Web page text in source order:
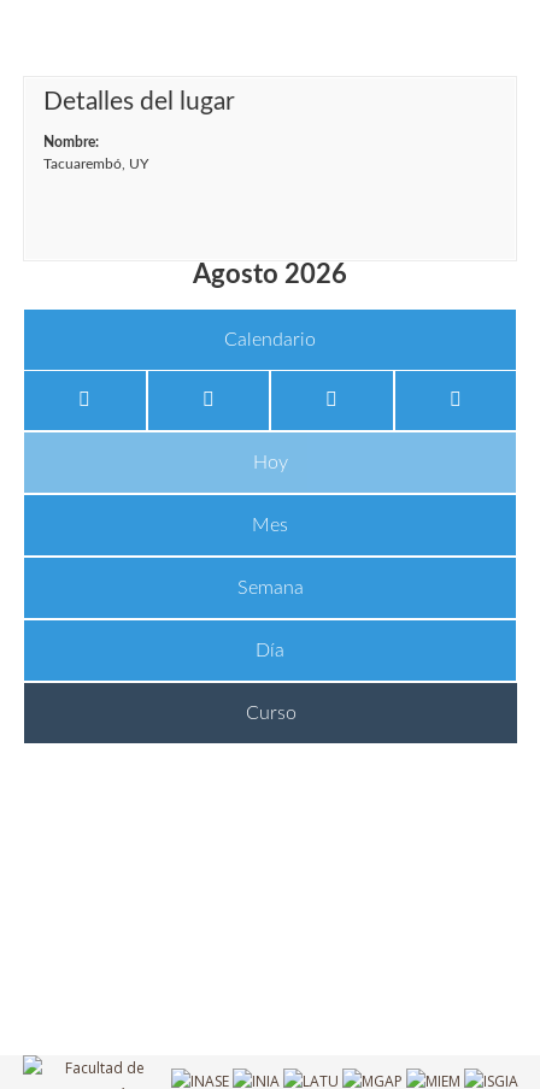
Detalles del lugar
Nombre:
Tacuarembó, UY
Agosto 2026
Calendario
Hoy
Mes
Semana
Día
Curso